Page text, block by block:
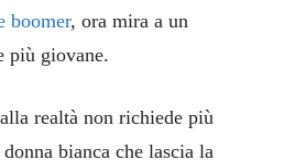
boomer, ora mira a un
più giovane.
realtà non richiede più
bianca che lascia la